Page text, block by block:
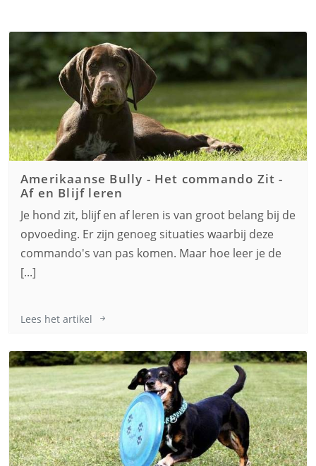
Amerikaanse Bully - Het commando Zit -
Af en Blijf leren
Je hond zit, blijf en af leren is van groot belang bij de
opvoeding. Er zijn genoeg situaties waarbij deze
commando's van pas komen. Maar hoe leer je de
[...]
Lees het artikel